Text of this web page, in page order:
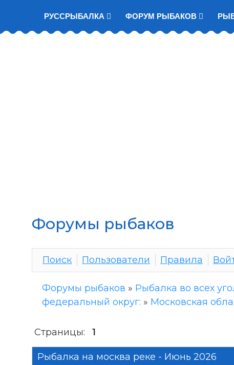
РУССРЫБАЛКА ФОРУМ РЫБАКОВ
Форумы рыбаков
Поиск Пользователи Правила
Форумы рыбаков » Рыбалка во всех
федеральный округ: » Московская
Страницы: 1
Рыбалка на москва реке - Июнь 2026